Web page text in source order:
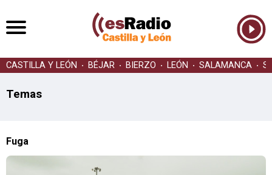
CASTILLA Y LEÓN BÉJAR BIERZO LEÓN SALAMANCA
Temas
Fuga